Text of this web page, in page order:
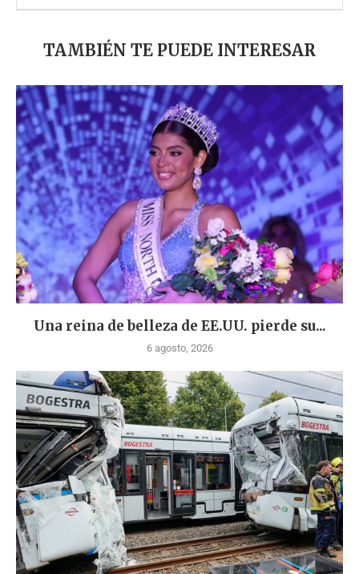
TAMBIÉN TE PUEDE INTERESAR
Una reina de belleza de EE.UU. pierde su...
6 agosto, 2026